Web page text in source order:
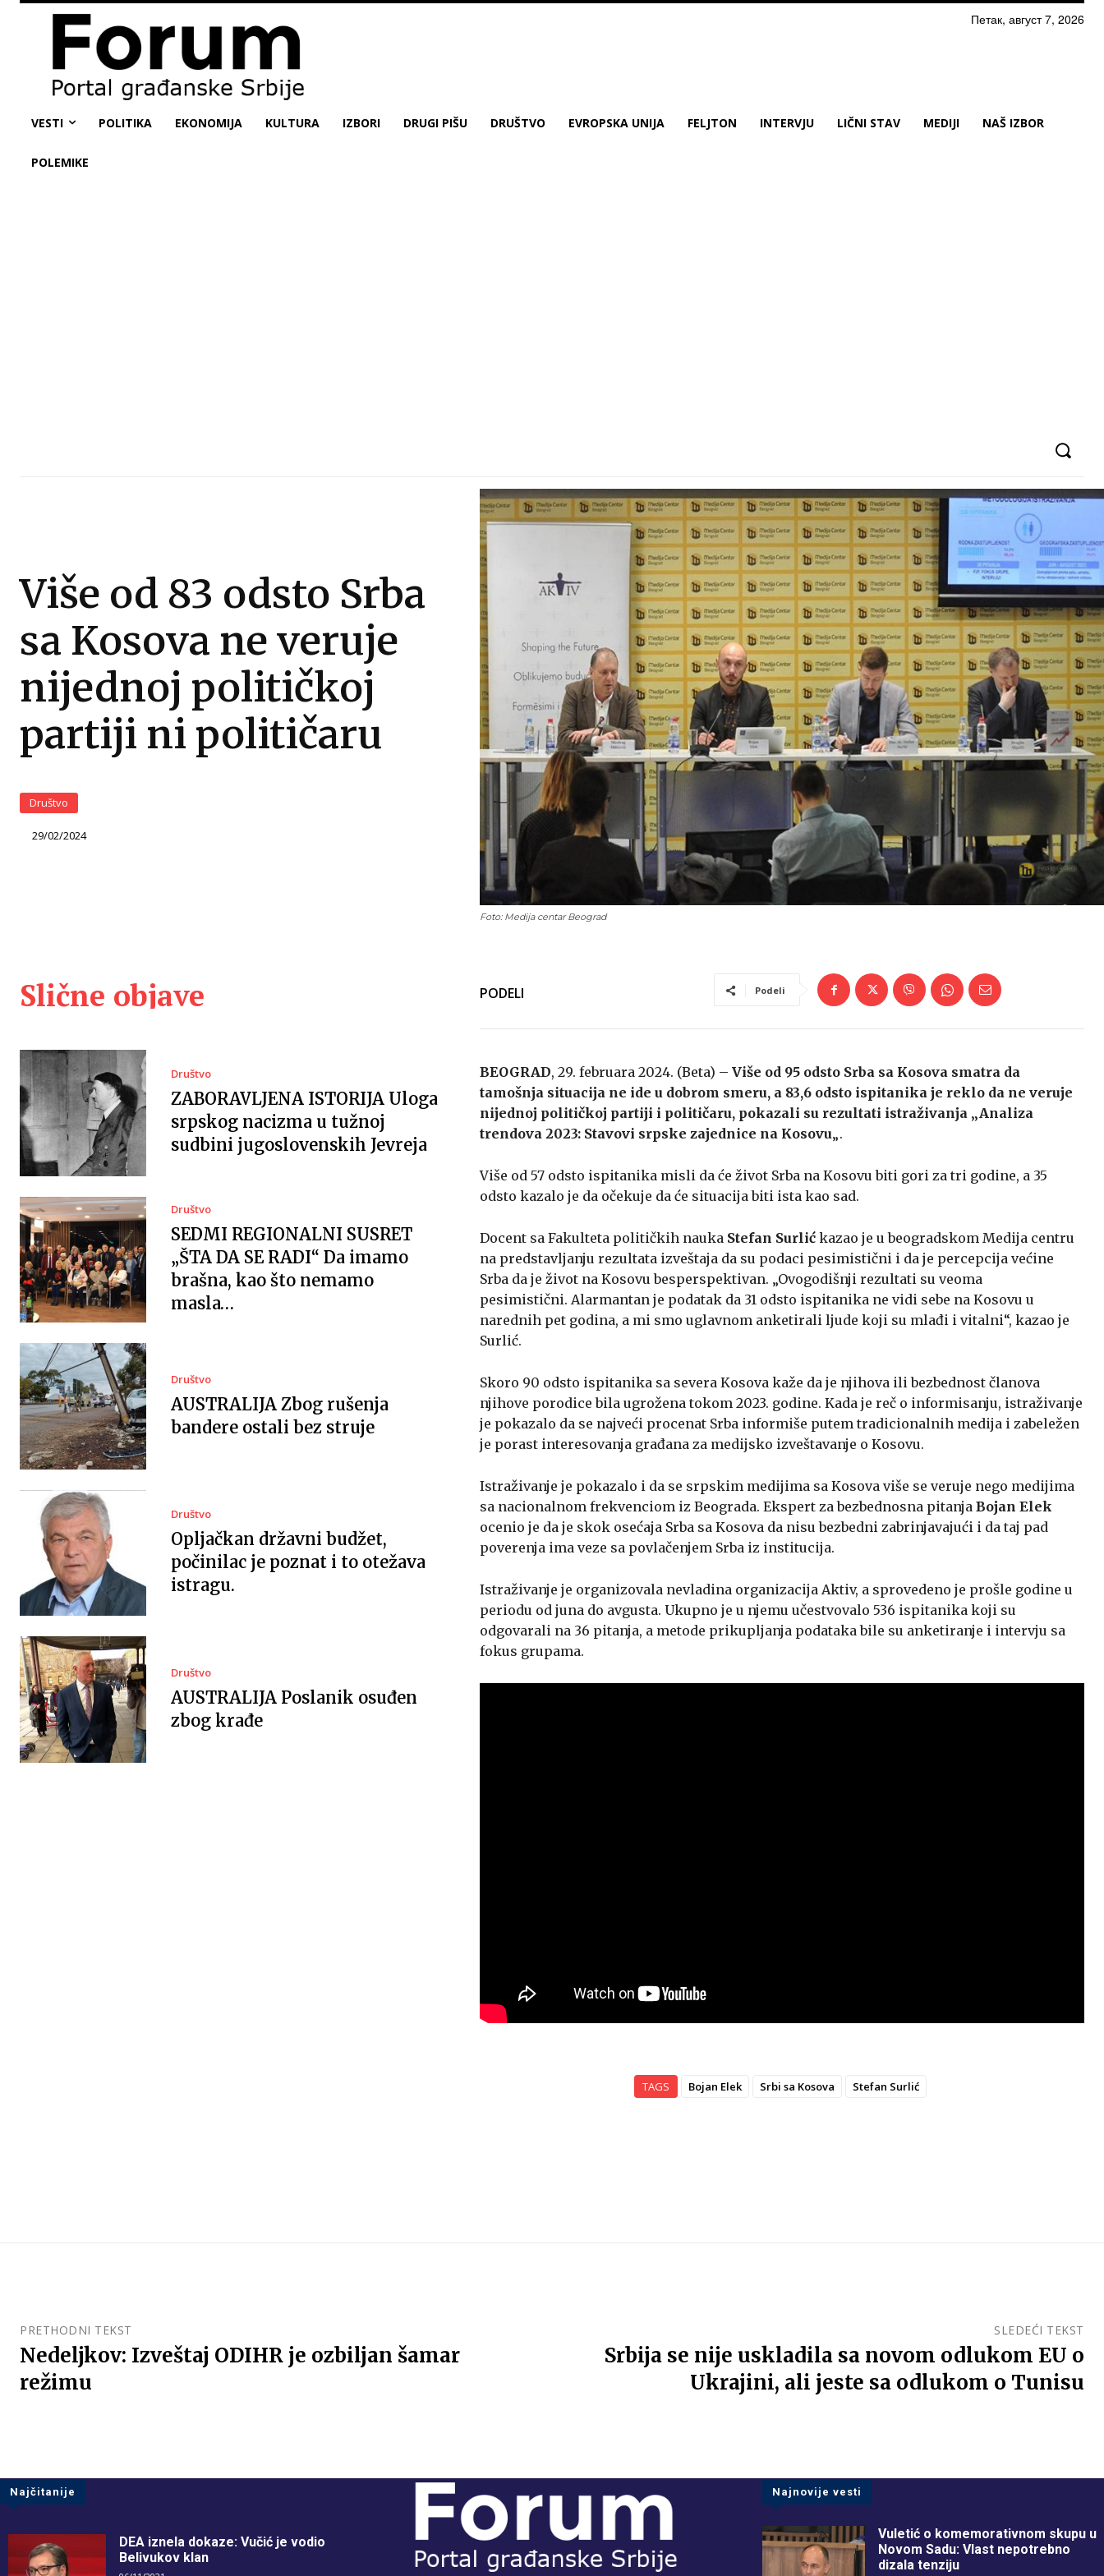
Петак, август 7, 2026
VESTI POLITIKA EKONOMIJA KULTURA IZBORI DRUGI PIŠU DRUŠTVO EVROPSKA UNIJA FELJTON INTERVJU LIČNI STAV MEDIJI NAŠ IZBOR
POLEMIKE
Više od 83 odsto Srba
sa Kosova ne veruje
nijednoj političkoj
partiji ni političaru
Društvo
29/02/2024
Foto: Medija centar Beograd
Slične objave
Društvo
ZABORAVLJENA ISTORIJA Uloga
srpskog nacizma u tužnoj
sudbini jugoslovenskih Jevreja
Društvo
SEDMI REGIONALNI SUSRET
„ŠTA DA SE RADI“ Da imamo
brašna, kao što nemamo
masla…
Društvo
AUSTRALIJA Zbog rušenja
bandere ostali bez struje
Društvo
Opljačkan državni budžet,
počinilac je poznat i to otežava
istragu.
Društvo
AUSTRALIJA Poslanik osuđen
zbog krađe
PODELI Podeli
BEOGRAD, 29. februara 2024. (Beta) – Više od 95 odsto Srba sa Kosova smatra da
tamošnja situacija ne ide u dobrom smeru, a 83,6 odsto ispitanika je reklo da ne veruje
nijednoj političkoj partiji i političaru, pokazali su rezultati istraživanja „Analiza
trendova 2023: Stavovi srpske zajednice na Kosovu„.
Više od 57 odsto ispitanika misli da će život Srba na Kosovu biti gori za tri godine, a 35
odsto kazalo je da očekuje da će situacija biti ista kao sad.
Docent sa Fakulteta političkih nauka Stefan Surlić kazao je u beogradskom Medija centru
na predstavljanju rezultata izveštaja da su podaci pesimistični i da je percepcija većine
Srba da je život na Kosovu besperspektivan. „Ovogodišnji rezultati su veoma
pesimistični. Alarmantan je podatak da 31 odsto ispitanika ne vidi sebe na Kosovu u
narednih pet godina, a mi smo uglavnom anketirali ljude koji su mlađi i vitalni“, kazao je
Surlić.
Skoro 90 odsto ispitanika sa severa Kosova kaže da je njihova ili bezbednost članova
njihove porodice bila ugrožena tokom 2023. godine. Kada je reč o informisanju, istraživanje
je pokazalo da se najveći procenat Srba informiše putem tradicionalnih medija i zabeležen
je porast interesovanja građana za medijsko izveštavanje o Kosovu.
Istraživanje je pokazalo i da se srpskim medijima sa Kosova više se veruje nego medijima
sa nacionalnom frekvenciom iz Beograda. Ekspert za bezbednosna pitanja Bojan Elek
ocenio je da je skok osećaja Srba sa Kosova da nisu bezbedni zabrinjavajući i da taj pad
poverenja ima veze sa povlačenjem Srba iz institucija.
Istraživanje je organizovala nevladina organizacija Aktiv, a sprovedeno je prošle godine u
periodu od juna do avgusta. Ukupno je u njemu učestvovalo 536 ispitanika koji su
odgovarali na 36 pitanja, a metode prikupljanja podataka bile su anketiranje i intervju sa
fokus grupama.
TAGS Bojan Elek Srbi sa Kosova Stefan Surlić
PRETHODNI TEKST
Nedeljkov: Izveštaj ODIHR je ozbiljan šamar
režimu
SLEDEĆI TEKST
Srbija se nije uskladila sa novom odlukom EU o
Ukrajini, ali jeste sa odlukom o Tunisu
Najčitanije
DEA iznela dokaze: Vučić je vodio
Belivukov klan
Najnovije vesti
Vuletić o komemorativnom skupu u
Novom Sadu: Vlast nepotrebno
dizala tenziju